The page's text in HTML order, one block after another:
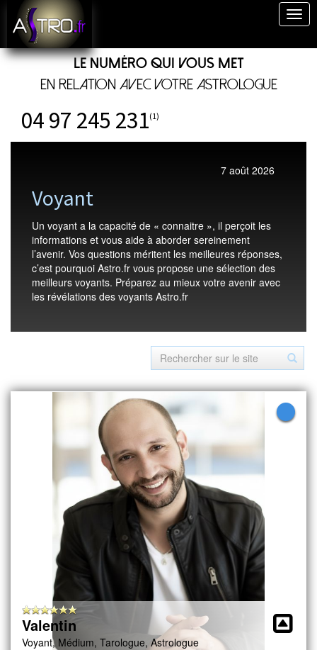
Le numéro qui vous met
en relation avec votre astrologue
04 97 245 231(1)
7 août 2026
Voyant
Un voyant a la capacité de « connaitre », il perçoit les
informations et vous aide à aborder sereinement
l’avenir. Vos questions méritent les meilleures réponses,
c’est pourquoi Astro.fr vous propose une sélection des
meilleurs voyants. Préparez au mieux votre avenir avec
les révélations des voyants Astro.fr
Valentin
Voyant, Médium, Tarologue, Astrologue